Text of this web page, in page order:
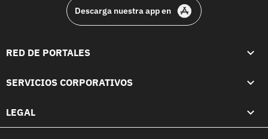
Descarga nuestra app en
RED DE PORTALES
SERVICIOS CORPORATIVOS
LEGAL